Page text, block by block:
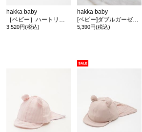
hakka baby
3,520円(税込)
hakka baby
5,390円(税込)